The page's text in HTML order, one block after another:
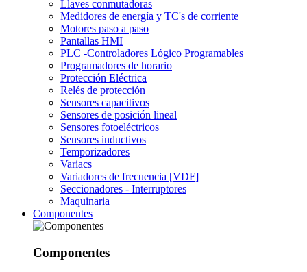
Llaves conmutadoras
Medidores de energía y TC's de corriente
Motores paso a paso
Pantallas HMI
PLC -Controladores Lógico Programables
Programadores de horario
Protección Eléctrica
Relés de protección
Sensores capacitivos
Sensores de posición lineal
Sensores fotoeléctricos
Sensores inductivos
Temporizadores
Variacs
Variadores de frecuencia [VDF]
Seccionadores - Interruptores
Maquinaria
Componentes
Componentes